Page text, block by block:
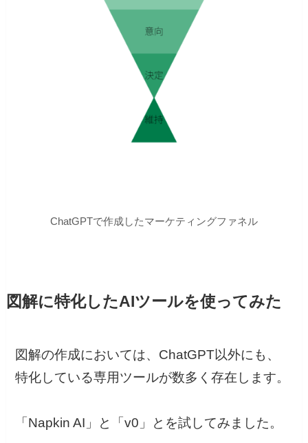
ChatGPTで作成したマーケティングファネル
図解に特化したAIツールを使ってみた
図解の作成においては、ChatGPT以外にも、
特化している専用ツールが数多く存在します。
「Napkin AI」と「v0」とを試してみました。